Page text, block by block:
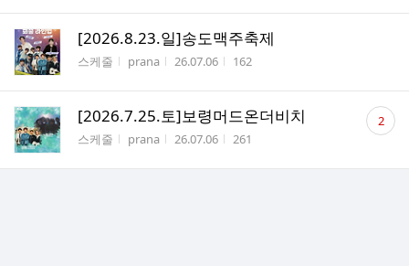
[2026.8.23.일]송도맥주축제
게시판명
스케줄 작성자
prana 작성시간
26.07.06 조회수
162
[2026.7.25.토]보령머드온더비치
게시판명
스케줄 작성자
prana 작성시간
26.07.06 조회수
261
댓
글 2